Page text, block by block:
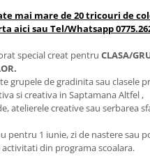
mai mare de 20 tricouri de
aici sau Tel/Whatsapp
special creat pentru CLASA/
grupele de gradinita sau clasele
si creativa in Saptamana Altfel ,
atelierele creative sau serbarea
pentru 1 iunie, zi de nastere sau
din programa scoalara.